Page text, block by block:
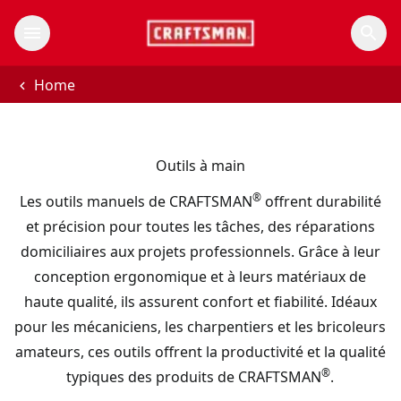
Home
Outils à main
Les outils manuels de CRAFTSMAN®offrent durabilité
et précision pour toutes les tâches, des réparations
domiciliaires aux projets professionnels. Grâce à leur
conception ergonomique et à leurs matériaux de
haute qualité, ils assurent confort et fiabilité. Idéaux
pour les mécaniciens, les charpentiers et les bricoleurs
amateurs, ces outils offrent la productivité et la qualité
typiques des produits de CRAFTSMAN®.